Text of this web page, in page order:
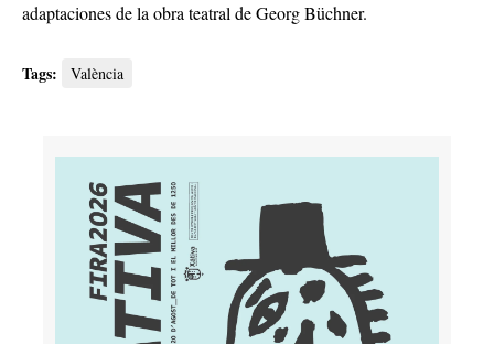
adaptaciones de la obra teatral de Georg Büchner.
Tags: València